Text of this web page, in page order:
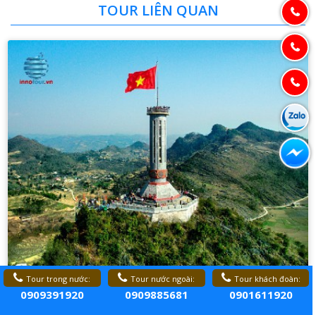
TOUR LIÊN QUAN
Tour Vòng Cung Đông Bắc: Hà Giang - Đồng Văn -
Sông Nho Quế - Thác Bản Giốc - Lạng Sơn 5 ngày 4
Tour trong nước:
0909391920
Tour nước ngoài:
0909885681
Tour khách đoàn:
0901611920